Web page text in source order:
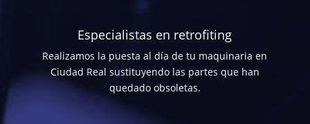
Especialistas en retrofiting
Realizamos la puesta al día de tu maquinaria en
Ciudad Real sustituyendo las partes que han
quedado obsoletas.